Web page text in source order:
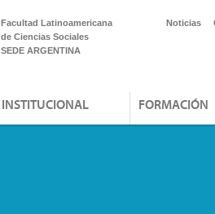
Facultad Latinoamericana
de Ciencias Sociales
SEDE ARGENTINA
Noticias
INSTITUCIONAL FORMACIÓN